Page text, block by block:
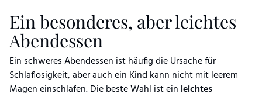
Ein besonderes, aber leichtes
Abendessen
Ein schweres Abendessen ist häufig die Ursache für
Schlaflosigkeit, aber auch ein Kind kann nicht mit leerem
Magen einschlafen. Die beste Wahl ist ein leichtes